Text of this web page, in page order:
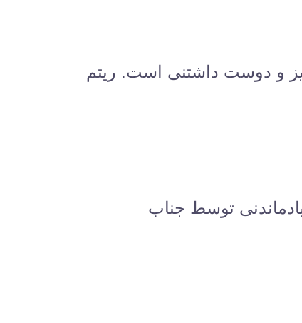
و دوست داشتنی است. ریتم
توسط جناب